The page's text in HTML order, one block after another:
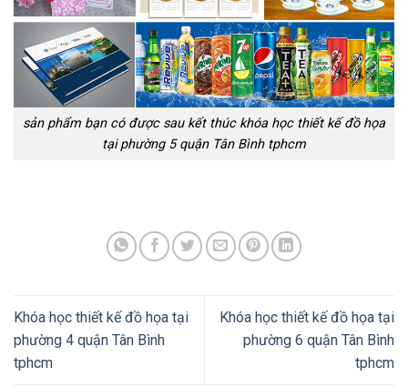
sản phẩm bạn có được sau kết thúc khóa học thiết kế đồ họa
tại phường 5 quận Tân Bình tphcm
Khóa học thiết kế đồ họa tại
phường 4 quận Tân Bình
tphcm
Khóa học thiết kế đồ họa tại
phường 6 quận Tân Bình
tphcm